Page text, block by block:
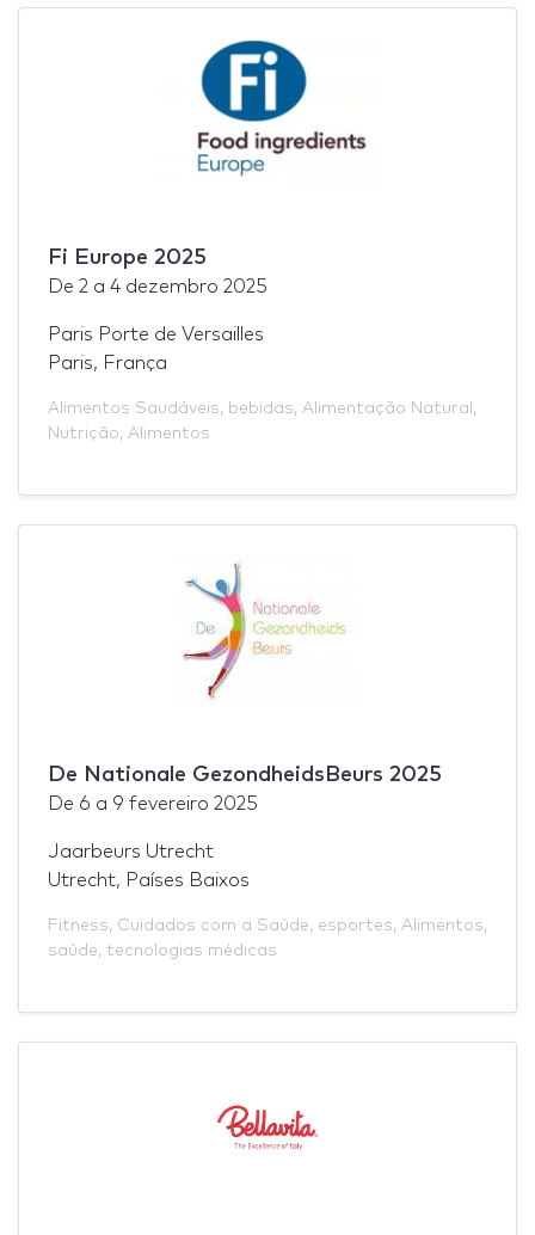
Fi Europe 2025
De 2 a 4 dezembro 2025
Paris Porte de Versailles
Paris, França
Alimentos Saudáveis, bebidas, Alimentação Natural ,
Nutrição, Alimentos
De Nationale GezondheidsBeurs 2025
De 6 a 9 fevereiro 2025
Jaarbeurs Utrecht
Utrecht, Países Baixos
Fitness, Cuidados com a Saúde, esportes, Alimentos,
saúde, tecnologias médicas